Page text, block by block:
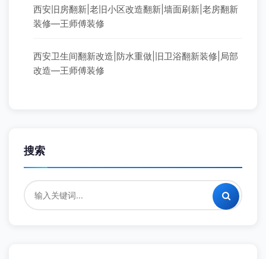
西安旧房翻新|老旧小区改造翻新|墙面刷新|老房翻新
装修—王师傅装修
西安卫生间翻新改造|防水重做|旧卫浴翻新装修|局部
改造—王师傅装修
搜索